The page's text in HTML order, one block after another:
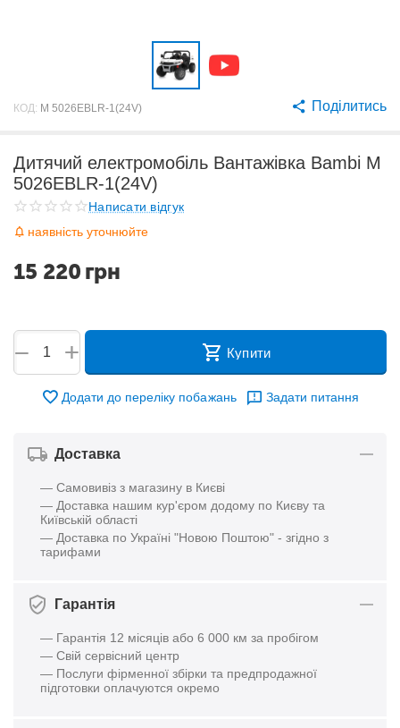
КОД: M 5026EBLR-1(24V) Поділитись
Дитячий електромобіль Вантажівка Bambi M
5026EBLR-1(24V)
Написати відгук
наявність уточнюйте
15 220 грн
+
− Купити
Додати до переліку побажань Задати питання
Доставка
— Самовивіз з магазину в Києві
— Доставка нашим кур'єром додому по Києву та
Київській області
— Доставка по Україні "Новою Поштою" - згідно з
тарифами
Гарантія
— Гарантія 12 місяців або 6 000 км за пробігом
— Свій сервісний центр
— Послуги фірменної збірки та предпродажної
підготовки оплачуются окремо